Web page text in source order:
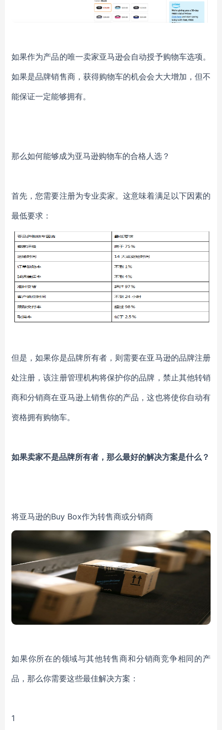
如果作为产品的唯一卖家亚马逊会自动授予购物车选项。
如果是品牌销售商，获得购物车的机会会大大增加，但不
能保证一定能够拥有。
那么如何能够成为亚马逊购物车的合格人选？
首先 ，您需要注册为专业卖家。这意味着满足以下因素的
最低要求：
但是，如果你是品牌所有者，则需要在亚马逊的品牌注册
处注册，该注册管理机构将保护你的品牌，禁止其他转销
商和分销商在亚马逊上销售你的产品，这也将使你自动有
资格拥有购物车。
如果卖家不是品牌所有者，那么最好的解决方案是什么？
将亚马逊的Buy Box作为转售商或分销商
如果你所在的领域与其他转售商和分销商竞争相同的产
品，那么你需要这些最佳解决方案：
1